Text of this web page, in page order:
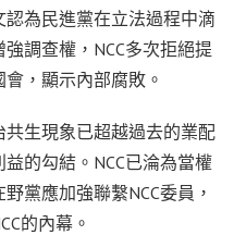
為民進黨在立法過程中滴
調查權，NCC多次拒絕提
，顯示內部腐敗。
生現象已超越過去的業配
的勾結。NCC已淪為當權
黨應加強聯繫NCC委員，
的內幕。